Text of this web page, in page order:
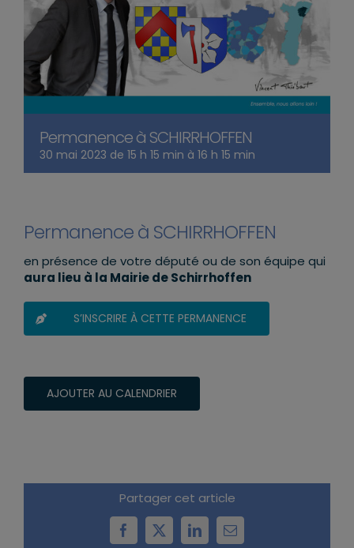
Permanence à SCHIRRHOFFEN
30 mai 2023 de 15 h 15 min à 16 h 15 min
Permanence à SCHIRRHOFFEN
en présence de votre député ou de son équipe qui
aura lieu à la Mairie de Schirrhoffen
S’INSCRIRE À CETTE PERMANENCE
AJOUTER AU CALENDRIER
Partager cet article
Facebook
X LinkedInEmail